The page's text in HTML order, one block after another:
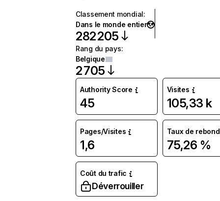
Classement mondial:
Dans le monde entier
282 205
Rang du pays:
Belgique
2 705
Authority Score
45
Visites
105,33 k
Pages/Visites
1,6
Taux de rebond
75,26 %
Coût du trafic
Déverrouiller